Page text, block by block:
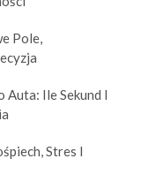
Pole,
Auta: Ile Sekund I
Stres I